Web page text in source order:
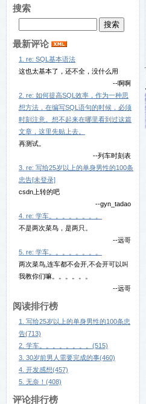
搜索
最新评论
1. re: SQL基本语法
这也太基本了，还不全，没什么用
--啊啊
2. re: 如何提高SQL效率，作为一种思
想方法，在编写SQL语句的时候，必须
时刻注意。想不起来在哪里看到过这篇
文章，这里先贴上去。
再测试。
--列车时刻表
3. re: 写给25岁以上的单身男性的100条
忠告[未登录]
csdn上转的吧
--gyn_tadao
4. re: 学车。。。。。。。。
不是两次菜鸟，是两只。
--远哥
5. re: 学车。。。。。。。。
两次菜鸟,连车都不会开,不会开可以叫
我教你们嘛。。。。。。
--远哥
阅读排行榜
1. 写给25岁以上的单身男性的100条忠
告(713)
2. 学车。。。。。。。。(515)
3. 30岁前男人需要完成的事(460)
4. 开发感想(457)
5. 无奈！(408)
评论排行榜